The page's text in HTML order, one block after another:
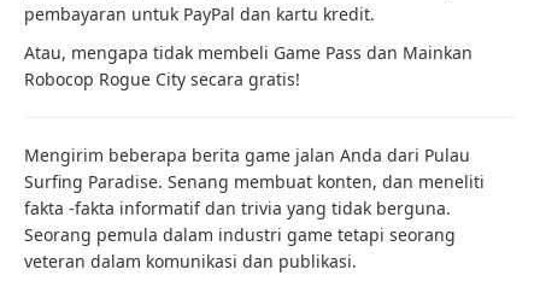
pembayaran untuk PayPal dan kartu kredit.
Atau, mengapa tidak membeli Game Pass dan Mainkan
Robocop Rogue City secara gratis!
Mengirim beberapa berita game jalan Anda dari Pulau
Surfing Paradise. Senang membuat konten, dan meneliti
fakta -fakta informatif dan trivia yang tidak berguna.
Seorang pemula dalam industri game tetapi seorang
veteran dalam komunikasi dan publikasi.